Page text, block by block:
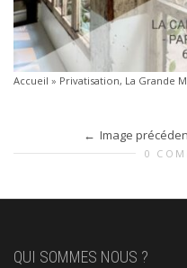
Accueil » Privatisation, La Grande
Image
0
QUI SOMMES NOUS ?